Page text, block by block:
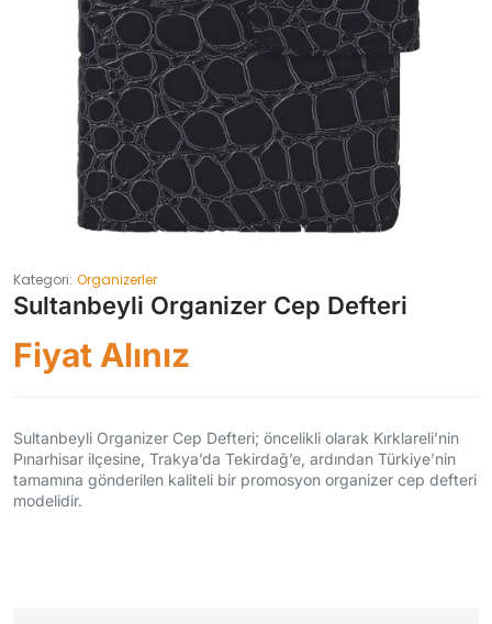
Kategori: Organizerler
Sultanbeyli Organizer Cep Defteri
Fiyat Alınız
Sultanbeyli Organizer Cep Defteri; öncelikli olarak Kırklareli’nin
Pınarhisar ilçesine, Trakya’da Tekirdağ’e, ardından Türkiye’nin
tamamına gönderilen kaliteli bir promosyon organizer cep defteri
modelidir.